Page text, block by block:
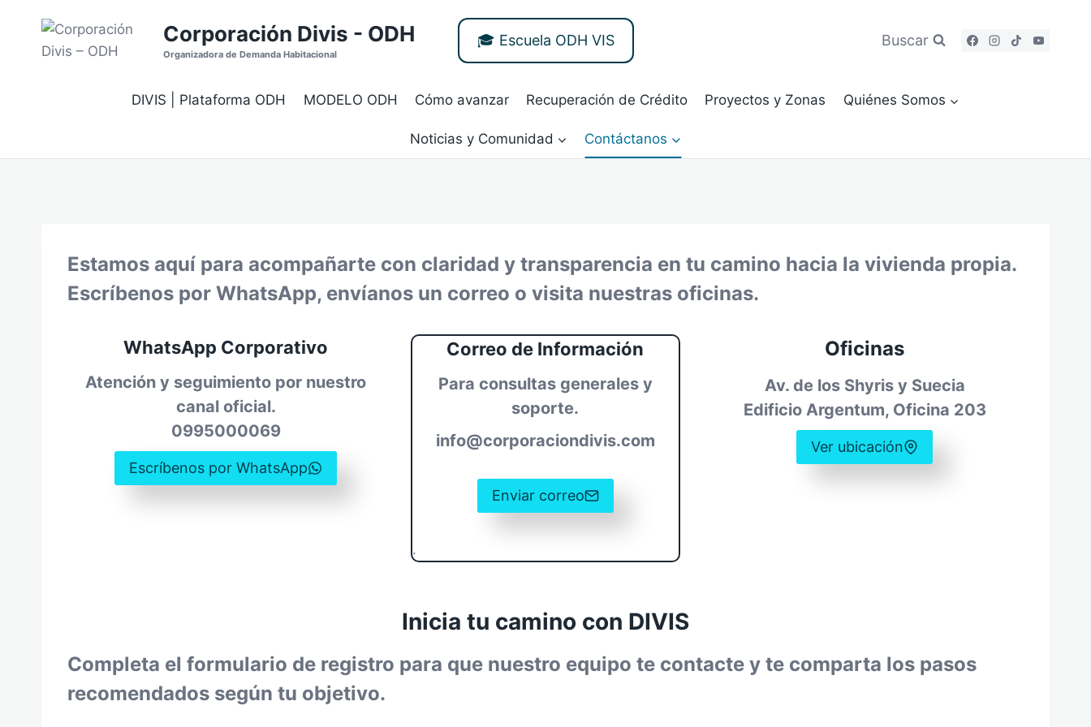
contenido
Corporación Divis - ODH
Organizadora de Demanda Habitacional
🎓 Escuela ODH VIS Buscar
DIVIS | Plataforma ODH MODELO ODH Cómo avanzar Recuperación de Crédito Proyectos y Zonas Quiénes Somos
Noticias y Comunidad Contáctanos
Estamos aquí para acompañarte con claridad y transparencia en tu camino hacia la vivienda propia.
Escríbenos por WhatsApp, envíanos un correo o visita nuestras oficinas.
WhatsApp Corporativo
Atención y seguimiento por nuestro
canal oficial.
0995000069
Escríbenos por WhatsApp
Correo de Información
Para consultas generales y
soporte.
info@corporaciondivis.com
Enviar correo
.
Oficinas
Av. de los Shyris y Suecia
Edificio Argentum, Oficina 203
Ver ubicación
Inicia tu camino con DIVIS
Completa el formulario de registro para que nuestro equipo te contacte y te comparta los pasos
recomendados según tu objetivo.